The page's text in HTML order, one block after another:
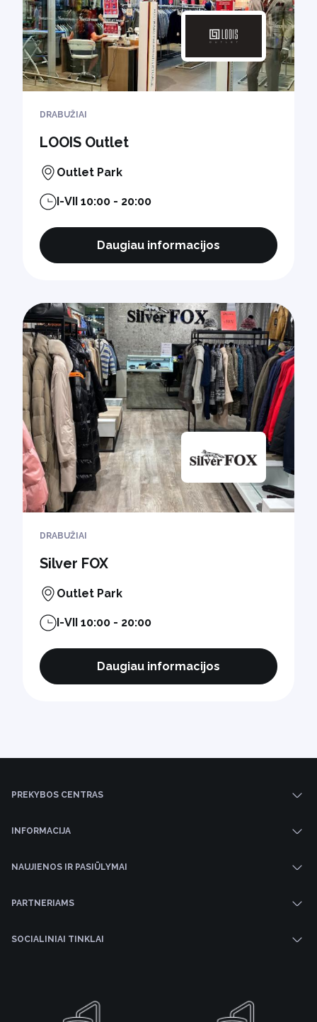
DRABUŽIAI
LOOIS Outlet
Outlet Park
I-VII 10:00 - 20:00
Daugiau informacijos
DRABUŽIAI
Silver FOX
Outlet Park
I-VII 10:00 - 20:00
Daugiau informacijos
PREKYBOS CENTRAS
INFORMACIJA
NAUJIENOS IR PASIŪLYMAI
PARTNERIAMS
SOCIALINIAI TINKLAI